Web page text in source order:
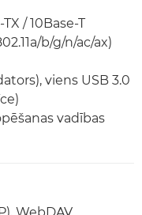
/ 10Base-T
b/g/n/ac/ax)
viens USB 3.0
vadības